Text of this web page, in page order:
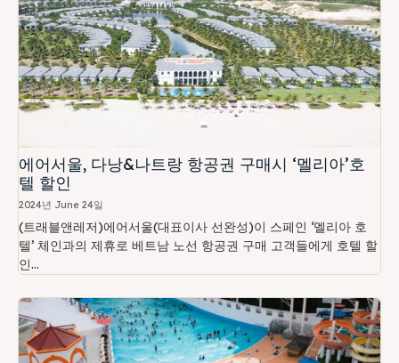
에어서울, 다낭&나트랑 항공권 구매시 ‘멜리아’호
텔 할인
2024년 June 24일
(트래블앤레저)에어서울(대표이사 선완성)이 스페인 ‘멜리아 호
텔’ 체인과의 제휴로 베트남 노선 항공권 구매 고객들에게 호텔 할
인...